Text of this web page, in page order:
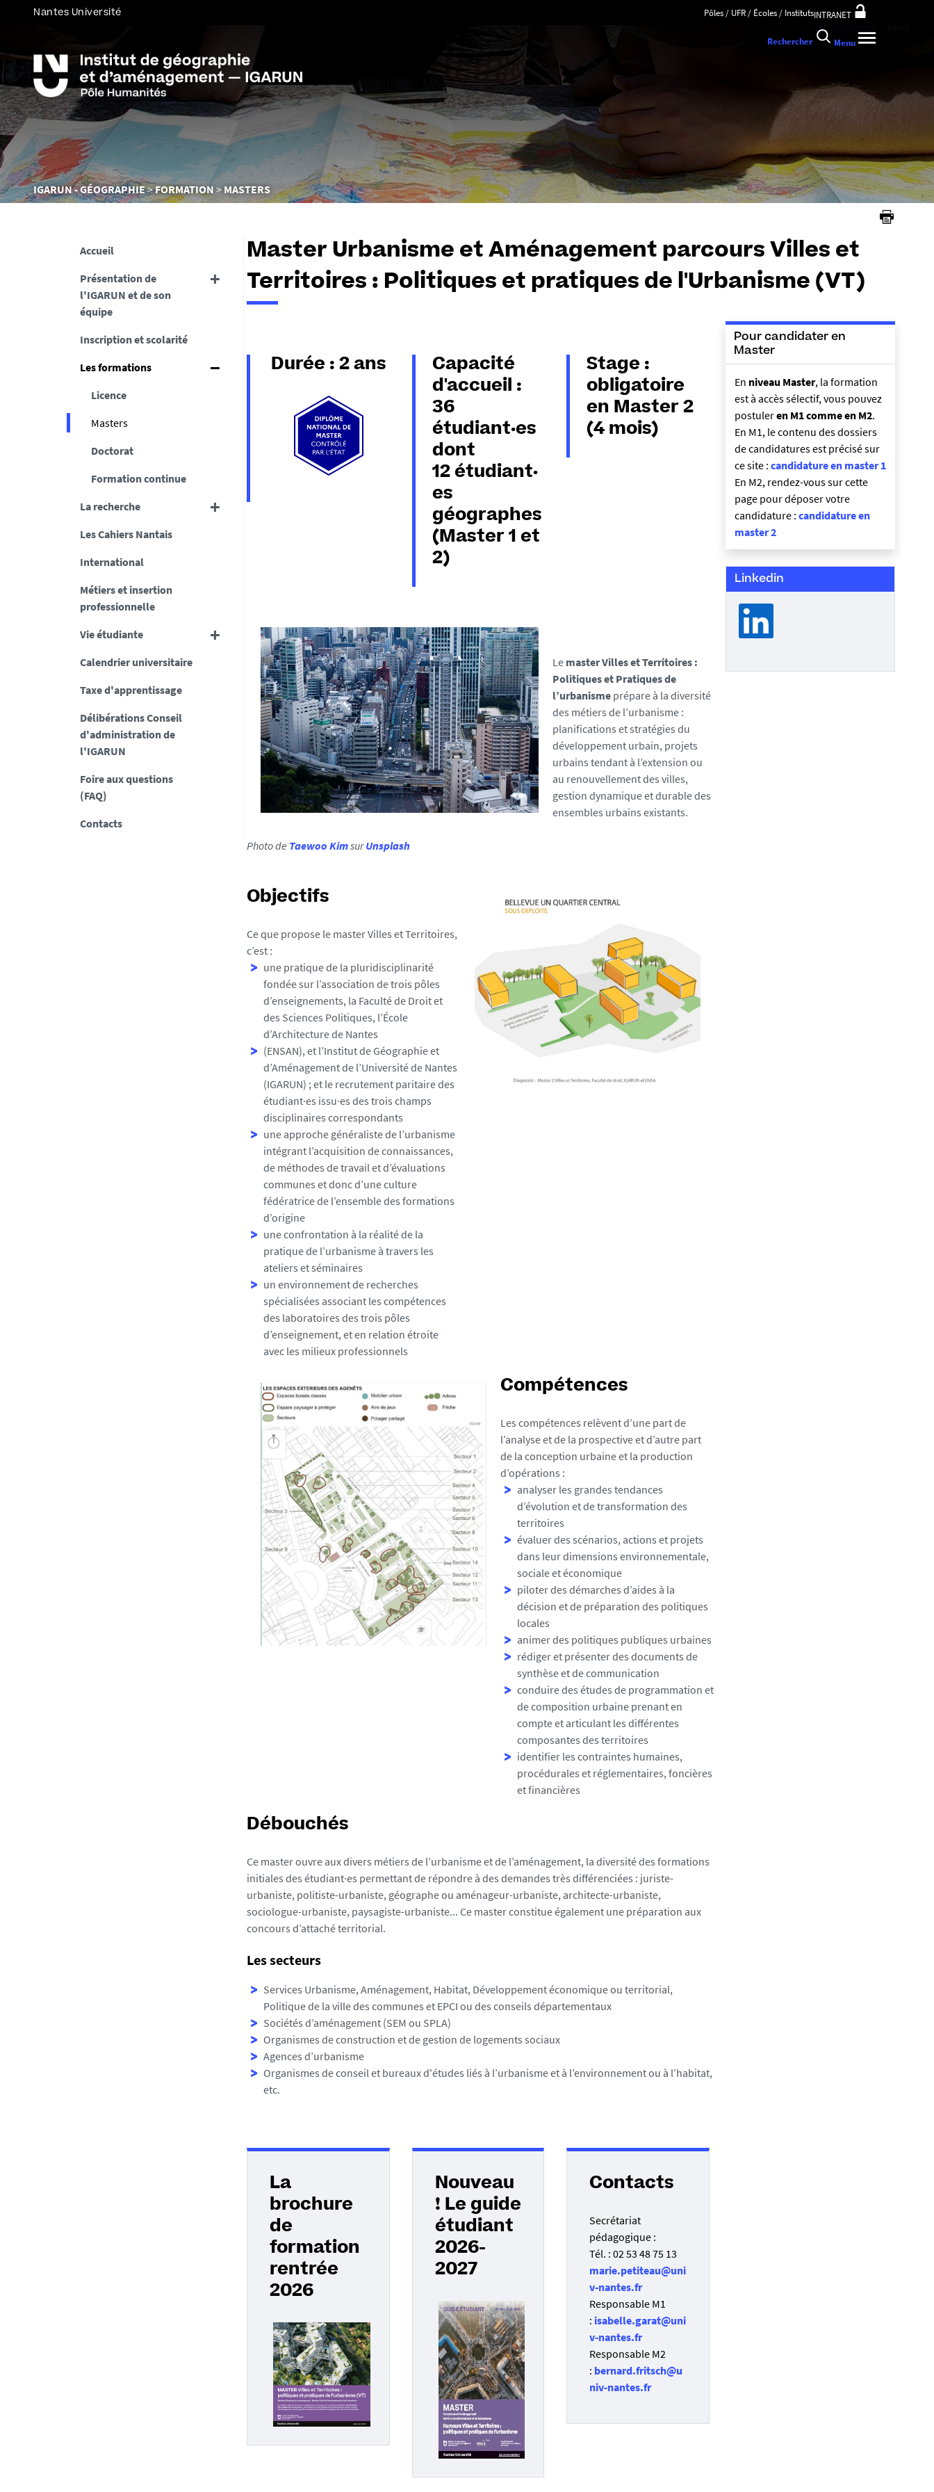
Nantes Université Pôles / UFR / Écoles / InstitutsINTRANET
Vous
êtes
IGARUN - GÉOGRAPHIE FORMATION MASTERS
Rechercher Menu
Accueil
Présentation de
l'IGARUN et de son
équipe
Inscription et scolarité
Les formations
Licence
Masters
Doctorat
Formation continue
La recherche
Les Cahiers Nantais
International
Métiers et insertion
professionnelle
Vie étudiante
Calendrier universitaire
Taxe d'apprentissage
Délibérations Conseil
d'administration de
l'IGARUN
Foire aux questions
(FAQ)
Contacts
Master Urbanisme et Aménagement parcours Villes et
Territoires : Politiques et pratiques de l'Urbanisme (VT)
Durée : 2 ans
Capacité
d'accueil :
36
étudiant·es
dont
12 étudiant·
es
géographes
(Master 1 et
2)
Stage :
obligatoire
en Master 2
(4 mois)
Le master Villes et Territoires :
Politiques et Pratiques de
l’urbanisme prépare à la diversité
des métiers de l’urbanisme :
planifications et stratégies du
développement urbain, projets
urbains tendant à l’extension ou
au renouvellement des villes,
gestion dynamique et durable des
ensembles urbains existants.
Photo de Taewoo KimsurUnsplash
Objectifs
Ce que propose le master Villes et Territoires,
c’est :
une pratique de la pluridisciplinarité
fondée sur l’association de trois pôles
d’enseignements, la Faculté de Droit et
des Sciences Politiques, l’École
d’Architecture de Nantes
(ENSAN), et l’Institut de Géographie et
d’Aménagement de l’Université de Nantes
(IGARUN) ; et le recrutement paritaire des
étudiant·es issu·es des trois champs
disciplinaires correspondants
une approche généraliste de l’urbanisme
intégrant l’acquisition de connaissances,
de méthodes de travail et d’évaluations
communes et donc d’une culture
fédératrice de l’ensemble des formations
d’origine
une confrontation à la réalité de la
pratique de l’urbanisme à travers les
ateliers et séminaires
un environnement de recherches
spécialisées associant les compétences
des laboratoires des trois pôles
d’enseignement, et en relation étroite
avec les milieux professionnels
Compétences
Les compétences relèvent d’une part de
l’analyse et de la prospective et d’autre part
de la conception urbaine et la production
d’opérations :
analyser les grandes tendances
d’évolution et de transformation des
territoires
évaluer des scénarios, actions et projets
dans leur dimensions environnementale,
sociale et économique
piloter des démarches d’aides à la
décision et de préparation des politiques
locales
animer des politiques publiques urbaines
rédiger et présenter des documents de
synthèse et de communication
conduire des études de programmation et
de composition urbaine prenant en
compte et articulant les différentes
composantes des territoires
identifier les contraintes humaines,
procédurales et réglementaires, foncières
et financières
Débouchés
Ce master ouvre aux divers métiers de l’urbanisme et de l’aménagement, la diversité des formations
initiales des étudiant·es permettant de répondre à des demandes très différenciées : juriste-
urbaniste, politiste-urbaniste, géographe ou aménageur-urbaniste, architecte-urbaniste,
sociologue-urbaniste, paysagiste-urbaniste... Ce master constitue également une préparation aux
concours d’attaché territorial.
Les secteurs
Services Urbanisme, Aménagement, Habitat, Développement économique ou territorial,
Politique de la ville des communes et EPCI ou des conseils départementaux
Sociétés d’aménagement (SEM ou SPLA)
Organismes de construction et de gestion de logements sociaux
Agences d’urbanisme
Organismes de conseil et bureaux d'études liés à l’urbanisme et à l’environnement ou à l’habitat,
etc.
La
brochure
de
formation
rentrée
2026
Nouveau
! Le guide
étudiant
2026-
2027
Contacts
Secrétariat
pédagogique :
Tél. : 02 53 48 75 13
marie.petiteau@uni
v-nantes.fr
Responsable M1
: isabelle.garat@uni
v-nantes.fr
Responsable M2
: bernard.fritsch@u
niv-nantes.fr
Pour candidater en
Master
En niveau Master, la formation
est à accès sélectif, vous pouvez
postuleren M1 comme en M2.
En M1, le contenu des dossiers
de candidatures est précisé sur
ce site : candidature en master 1
En M2, rendez-vous sur cette
page pour déposer votre
candidature : candidature en
master 2
Linkedin